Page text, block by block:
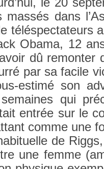
massés dans
téléspec­tateurs
Obama, 12
dû
par sa facile
estimé son
qui
entrée sur le
comme une
de
une femme